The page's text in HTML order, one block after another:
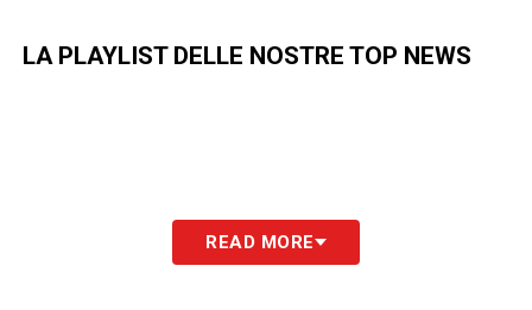
LA PLAYLIST DELLE NOSTRE TOP NEWS
READ MORE